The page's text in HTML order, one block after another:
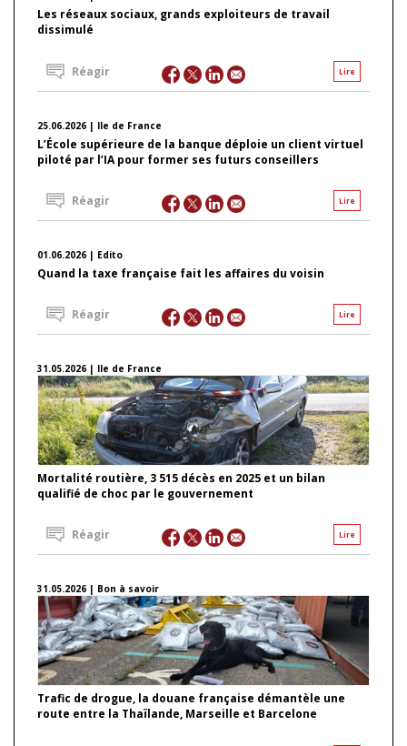
Les réseaux sociaux, grands exploiteurs de travail
dissimulé
Lire
Réagir
25.06.2026 | Ile de France
L’École supérieure de la banque déploie un client virtuel
piloté par l’IA pour former ses futurs conseillers
Lire
Réagir
01.06.2026 | Edito
Quand la taxe française fait les affaires du voisin
Lire
Réagir
31.05.2026 | Ile de France
Mortalité routière, 3 515 décès en 2025 et un bilan
qualifié de choc par le gouvernement
Lire
Réagir
31.05.2026 | Bon à savoir
Trafic de drogue, la douane française démantèle une
route entre la Thaïlande, Marseille et Barcelone